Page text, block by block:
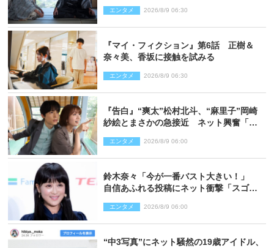
エンタメ 2026/8/9 06:30
『マイ・フィクション』第6話 正樹＆
奈々美、香坂に接触を試みる
エンタメ 2026/8/9 06:30
『告白』“爽太”松村北斗、“麻里子”岡崎
紗絵とまさかの急接近 ネット興奮「そ
り）
エンタメ 2026/8/9 06:00
鈴木奈々「今が一番バスト大きい！」
自信あふれる投稿にネット衝撃「スゴ
エンタメ 2026/8/9 06:00
“中3写真”にネット騒然の19歳アイドル、